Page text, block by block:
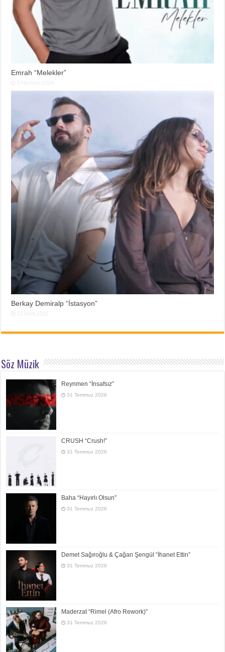
Emrah “Melekler”
Berkay Demiralp “İstasyon”
Söz Müzik
Reynmen “İnsafsız”
31 Temmuz 2026
CRUSH “Crush!”
31 Temmuz 2026
Baha “Hayırlı Olsun”
31 Temmuz 2026
Demet Sağıroğlu & Çağan Şengül “İhanet Ettin”
31 Temmuz 2026
Maderzat “Rimel (Afro Rework)”
31 Temmuz 2026